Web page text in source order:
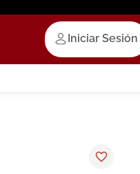
Iniciar Sesión